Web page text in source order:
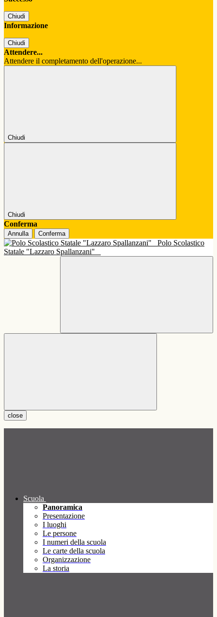
Chiudi
Informazione
Chiudi
Attendere...
Attendere il completamento dell'operazione...
Chiudi
Chiudi
Conferma
Annulla Conferma
Polo Scolastico
Statale "Lazzaro Spallanzani"
close
Scuola
Panoramica
Presentazione
I luoghi
Le persone
I numeri della scuola
Le carte della scuola
Organizzazione
La storia